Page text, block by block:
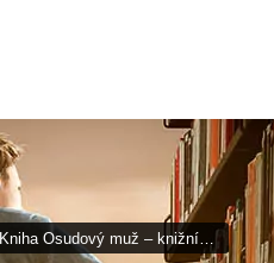
Kniha Osudový muž – knižní…